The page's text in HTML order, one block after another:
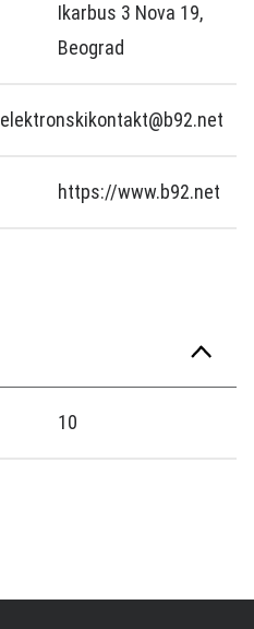
Ikarbus 3 Nova 19,
Beograd
elektronskikontakt@b92.net
https://www.b92.net
10